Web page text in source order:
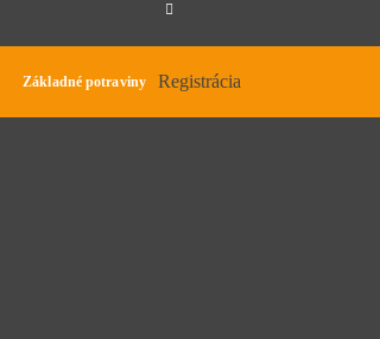
Základné potraviny Registrácia